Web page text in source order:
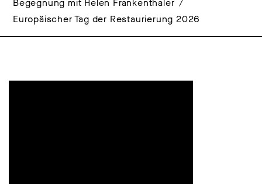
Begegnung mit Helen Frankenthaler
Europäischer Tag der Restaurierung 2026